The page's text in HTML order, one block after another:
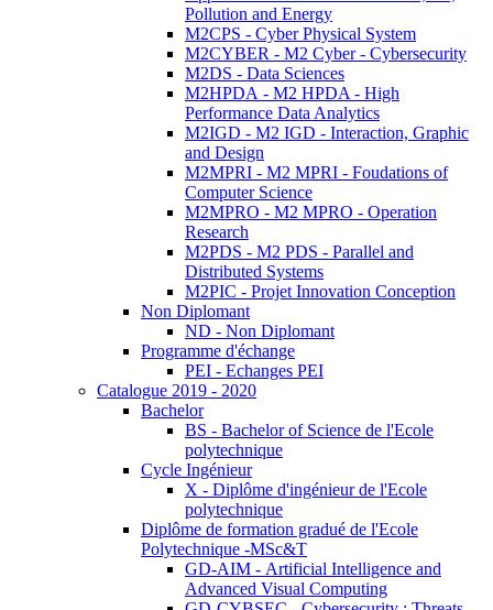
Pollution and Energy
M2CPS - Cyber Physical System
M2CYBER - M2 Cyber - Cybersecurity
M2DS - Data Sciences
M2HPDA - M2 HPDA - High
Performance Data Analytics
M2IGD - M2 IGD - Interaction, Graphic
and Design
M2MPRI - M2 MPRI - Foudations of
Computer Science
M2MPRO - M2 MPRO - Operation
Research
M2PDS - M2 PDS - Parallel and
Distributed Systems
M2PIC - Projet Innovation Conception
Non Diplomant
ND - Non Diplomant
Programme d'échange
PEI - Echanges PEI
Catalogue 2019 - 2020
Bachelor
BS - Bachelor of Science de l'Ecole
polytechnique
Cycle Ingénieur
X - Diplôme d'ingénieur de l'Ecole
polytechnique
Diplôme de formation gradué de l'Ecole
Polytechnique -MSc&T
GD-AIM - Artificial Intelligence and
Advanced Visual Computing